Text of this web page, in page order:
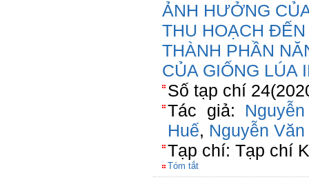
ẢNH HƯỞNG
THU HOẠCH
THÀNH PHẦN
CỦA GIỐNG LÚA
Số tạp chí
Tác giả:
Huế, Nguyễn
Tạp chí: Tạp chí
Tóm tắt